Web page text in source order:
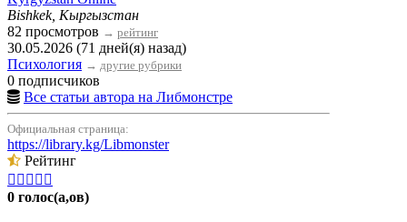
Bishkek, Кыргызстан
82 просмотров → рейтинг
30.05.2026 (71 дней(я) назад)
Психология → другие рубрики
0 подписчиков
Все статьи автора на Либмонстре
Официальная страница:
https://library.kg/Libmonster
Рейтинг
    
0 голос(а,ов)